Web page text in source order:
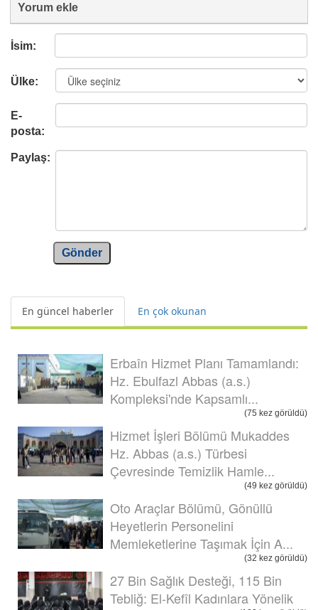
Yorum ekle
İsim:
Ülke:
E-
posta:
Paylaş:
Gönder
En güncel haberler En çok okunan
Erbaîn Hizmet Planı Tamamlandı:
Hz. Ebulfazl Abbas (a.s.)
Kompleksi'nde Kapsamlı...
(75 kez görüldü)
Hizmet İşleri Bölümü Mukaddes
Hz. Abbas (a.s.) Türbesi
Çevresinde Temizlik Hamle...
(49 kez görüldü)
Oto Araçlar Bölümü, Gönüllü
Heyetlerin Personelini
Memleketlerine Taşımak İçin A...
(32 kez görüldü)
27 Bin Sağlık Desteği, 115 Bin
Tebliğ: El-Kefîl Kadınlara Yönelik